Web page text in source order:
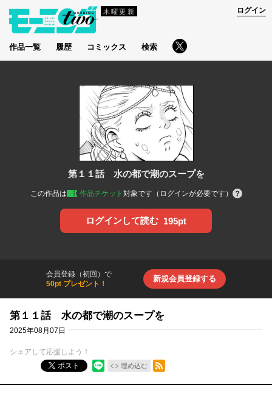
木曜更新
作品一覧 履歴 コミックス 検索
ログイン
第１１話 水の都で潮のスープを
この作品は 作品チケット 対象です（ログインが必要です）
ログインして読む 195pt
会員登録（初回）で
50pt プレゼント！
新規会員登録する
第１１話 水の都で潮のスープを
2025年08月07日
シェアして応援しよう！
ポスト
埋め込む
RSSフィード